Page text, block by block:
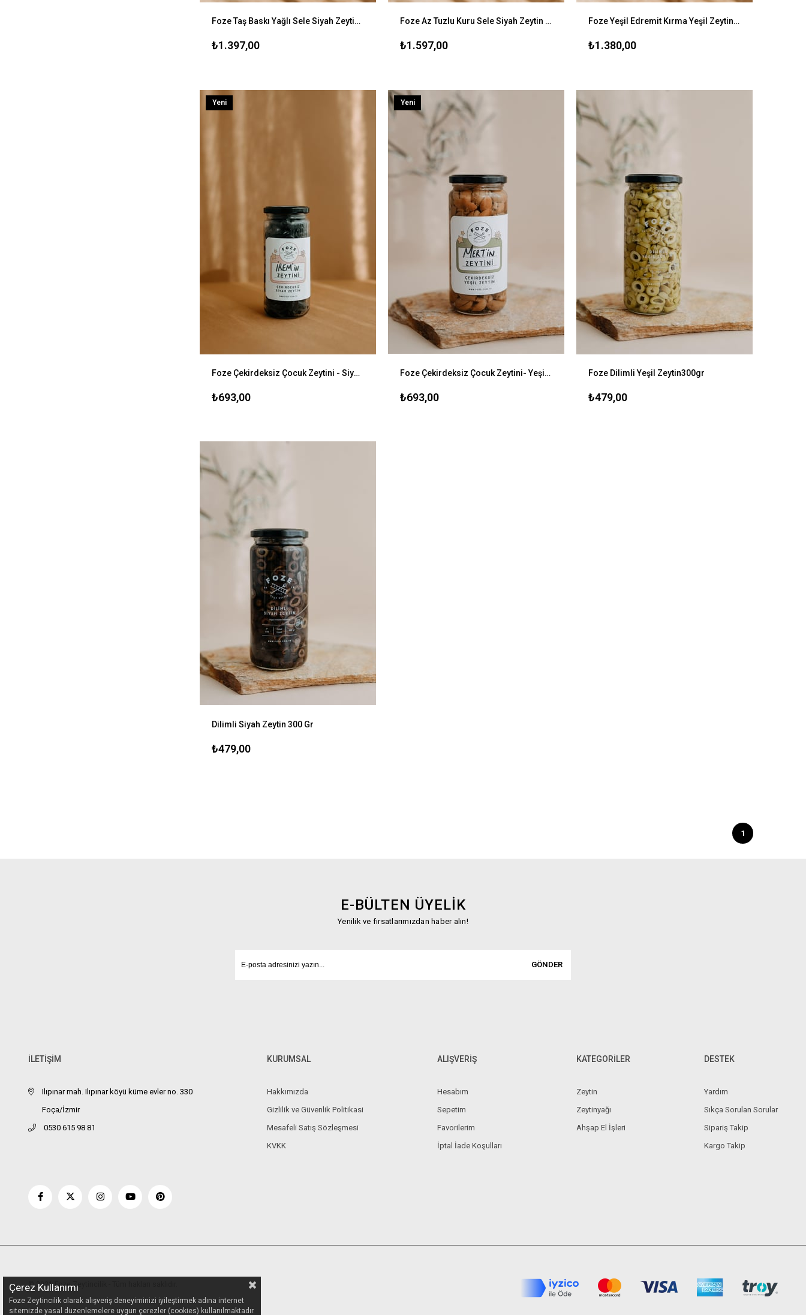
Foze Taş Baskı Yağlı Sele Siyah Zeytin 1400 gr
₺1.397,00
Foze Az Tuzlu Kuru Sele Siyah Zeytin 1300 gr
₺1.597,00
Foze Yeşil Edremit Kırma Yeşil Zeytin 1300 gr
₺1.380,00
Foze Çekirdeksiz Çocuk Zeytini - Siyah 300 gr
₺693,00
Yeni
Foze Çekirdeksiz Çocuk Zeytini- Yeşil 300 gr
₺693,00
Yeni
Foze Dilimli Yeşil Zeytin300gr
₺479,00
Dilimli Siyah Zeytin 300 Gr
₺479,00
1
E-BÜLTEN ÜYELİK
Yenilik ve fırsatlarımızdan haber alın!
GÖNDER
İLETİŞİM
Ilıpınar mah. Ilıpınar köyü küme evler no. 330
Foça/İzmir
0530 615 98 81
KURUMSAL
Hakkımızda
Gizlilik ve Güvenlik Politikasi
Mesafeli Satış Sözleşmesi
KVKK
ALIŞVERİŞ
Hesabım
Sepetim
Favorilerim
İptal İade Koşulları
KATEGORİLER
Zeytin
Zeytinyağı
Ahşap El İşleri
DESTEK
Yardım
Sıkça Sorulan Sorular
Sipariş Takip
Kargo Takip
© 2021 Foze Zeytincilik - Tüm hakları saklıdır.
Çerez Kullanımı
Foze Zeytincilik olarak alışveriş deneyiminizi iyileştirmek adına internet
sitemizde yasal düzenlemelere uygun çerezler (cookies) kullanılmaktadır.